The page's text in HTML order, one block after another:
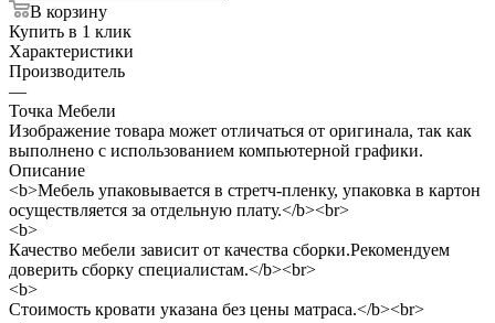
В корзину
Купить в 1 клик
Характеристики
Производитель
—
Точка Мебели
Изображение товара может отличаться от оригинала, так как
выполнено с использованием компьютерной графики.
Описание
<b>Мебель упаковывается в стретч-пленку, упаковка в картон
осуществляется за отдельную плату.</b><br>
<b>
Качество мебели зависит от качества сборки.Рекомендуем
доверить сборку специалистам.</b><br>
<b>
Стоимость кровати указана без цены матраса.</b><br>